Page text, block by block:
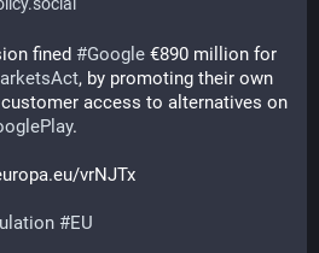
fined #Google €890 million for
, by promoting their own
.
vrNJTx
#EU